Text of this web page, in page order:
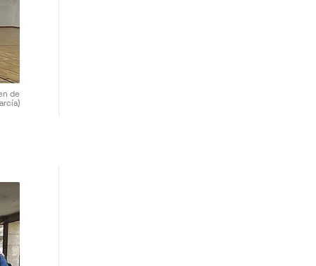
de